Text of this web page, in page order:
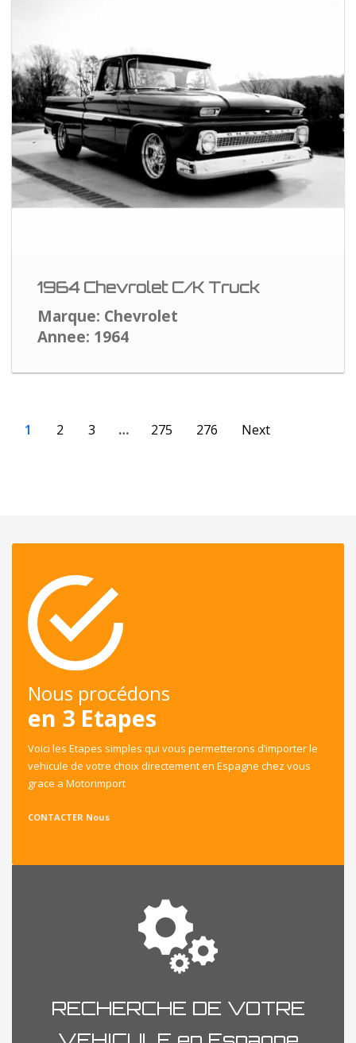
1964 Chevrolet C/K Truck
Marque: Chevrolet
Annee: 1964
1 2 3 … 275 276 Next
Nous procédons
en 3 Etapes
Voici les Etapes simples qui vous permetterons d’importer le
vehicule de votre choix directement en Espagne chez vous
grace a Motorimport
CONTACTER Nous
RECHERCHE DE VOTRE